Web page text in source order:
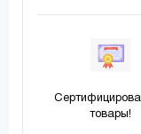
товары!